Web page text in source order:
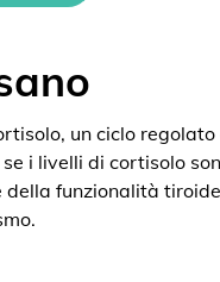
un ciclo
i livelli di cortisolo
funzionalità